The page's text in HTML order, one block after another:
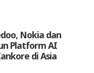
Nokia dan
Platform AI
di Asia